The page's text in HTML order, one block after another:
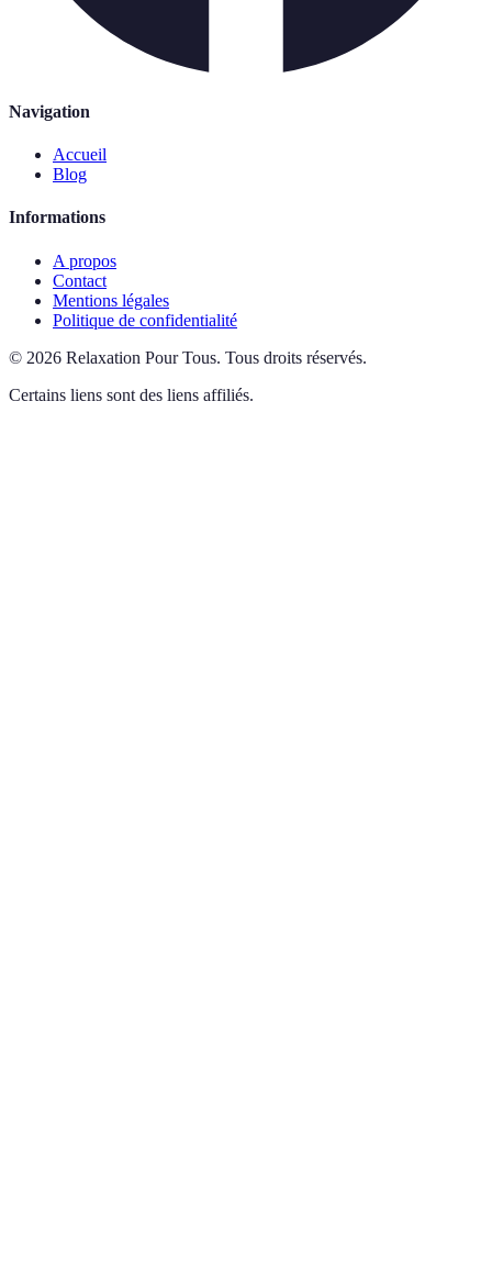
Navigation
Accueil
Blog
Informations
A propos
Contact
Mentions légales
Politique de confidentialité
© 2026 Relaxation Pour Tous. Tous droits réservés.
Certains liens sont des liens affiliés.